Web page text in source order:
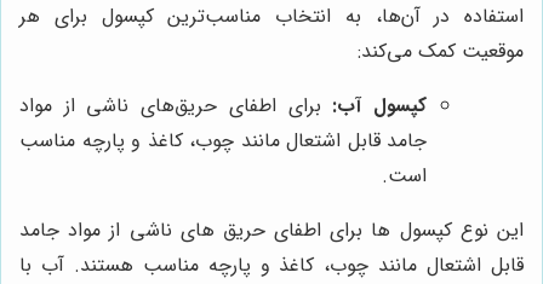
استفاده در آن‌ها، به انتخاب مناسب‌ترین کپسول برای هر
موقعیت کمک می‌کند:
کپسول آب: برای اطفای حریق‌های ناشی از مواد
جامد قابل اشتعال مانند چوب، کاغذ و پارچه مناسب
است.
این نوع کپسول ها برای اطفای حریق های ناشی از مواد جامد
قابل اشتعال مانند چوب، کاغذ و پارچه مناسب هستند. آب با